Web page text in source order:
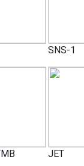
SNS-1
JET